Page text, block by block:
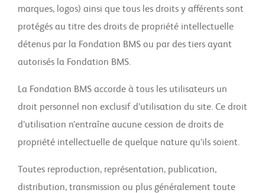
marques, logos) ainsi que tous les droits y afférents sont
protégés au titre des droits de propriété intellectuelle
détenus par la Fondation BMS ou par des tiers ayant
autorisés la Fondation BMS.
La Fondation BMS accorde à tous les utilisateurs un
droit personnel non exclusif d’utilisation du site. Ce droit
d’utilisation n’entraîne aucune cession de droits de
propriété intellectuelle de quelque nature qu’ils soient.
Toutes reproduction, représentation, publication,
distribution, transmission ou plus généralement toute